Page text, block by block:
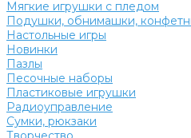
Мягкие игрушки с пледом
Подушки, обнимашки,
Настольные игры
Новинки
Пазлы
Песочные наборы
Пластиковые игрушки
Радиоуправление
Сумки, рюкзаки